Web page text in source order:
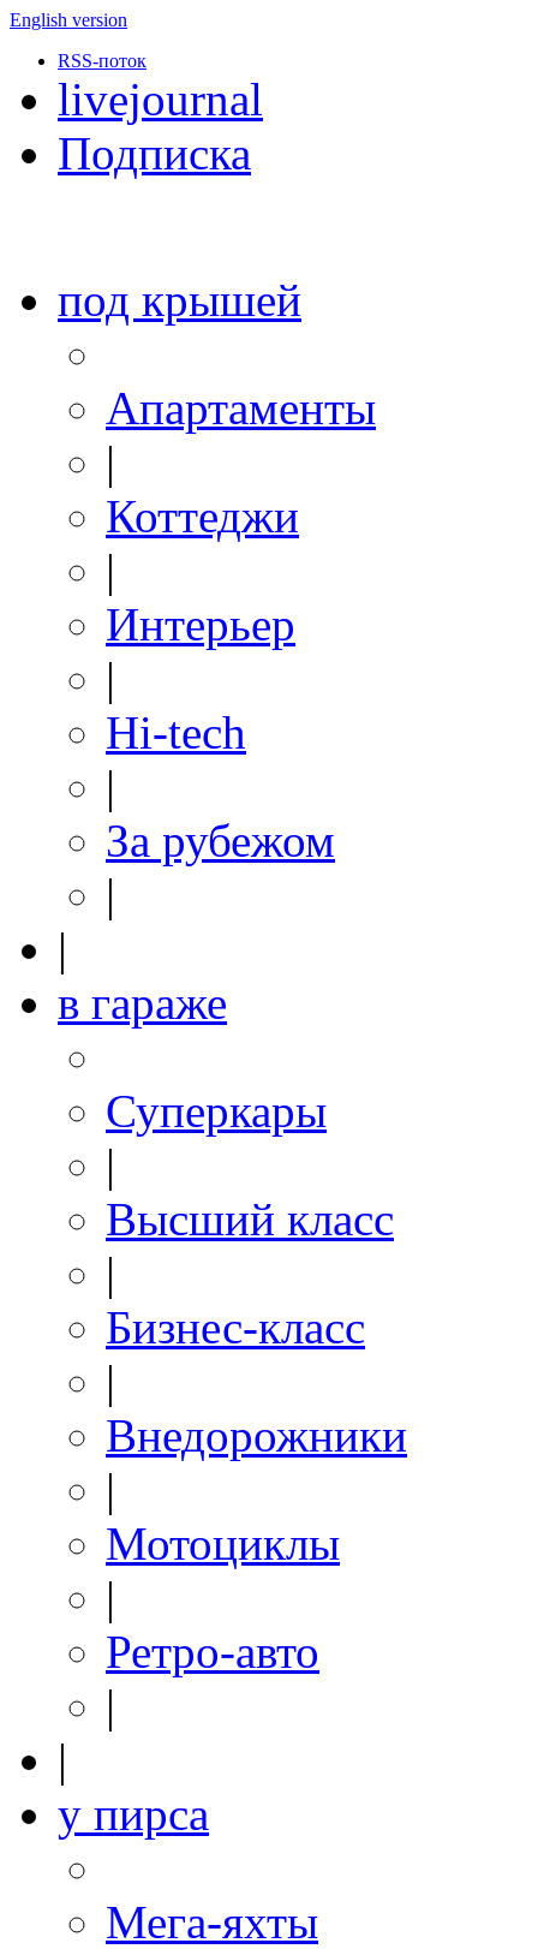
English version
RSS-поток
livejournal
Подписка
под крышей
Апартаменты
|
Коттеджи
|
Интерьер
|
Hi-tech
|
За рубежом
|
|
в гараже
Суперкары
|
Высший класс
|
Бизнес-класс
|
Внедорожники
|
Мотоциклы
|
Ретро-авто
|
|
у пирса
Мега-яхты